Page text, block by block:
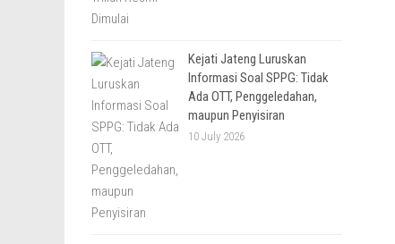
Kejati Jateng Luruskan
Informasi Soal SPPG: Tidak
Ada OTT, Penggeledahan,
maupun Penyisiran
10 July 2026